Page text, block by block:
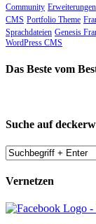
Community Erweiterungen
CMS Portfolio Theme
Sprachdateien Genesis
WordPress CMS
Das Beste vom
Suche auf
Vernetzen